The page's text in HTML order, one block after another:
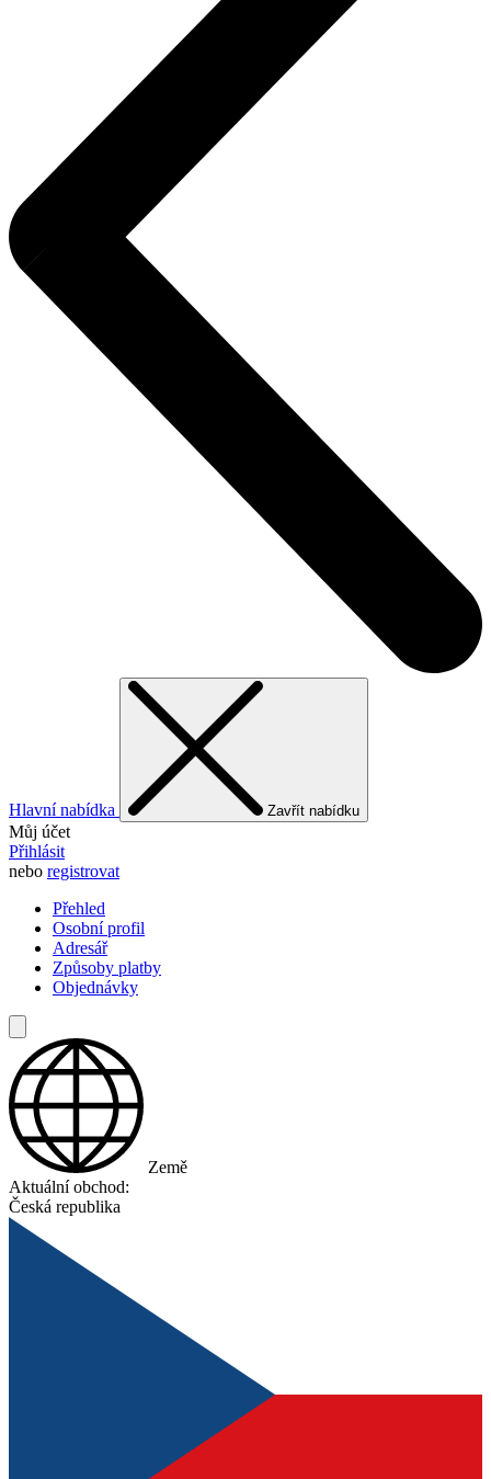
Hlavní nabídka Zavřít nabídku
Můj účet
Přihlásit
nebo registrovat
Přehled
Osobní profil
Adresář
Způsoby platby
Objednávky
Země
Aktuální obchod:
Česká republika